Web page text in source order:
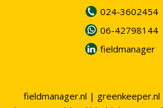
024-3602454
06-42798144
fieldmanager
fieldmanager.nl | greenkeeper.nl